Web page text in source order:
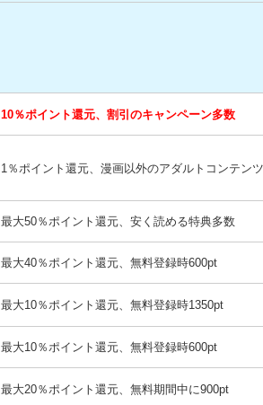
10％ポイント還元、割引のキャンペーン多数
1％ポイント還元、漫画以外のアダルトコンテン
最大50％ポイント還元、安く読める特典多数
最大40％ポイント還元、無料登録時600pt
最大10％ポイント還元、無料登録時1350pt
最大10％ポイント還元、無料登録時600pt
最大20％ポイント還元、無料期間中に900pt